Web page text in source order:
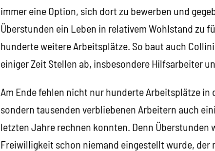
immer eine Option, sich dort zu bewerben und
Überstunden ein Leben in relativem Wohlstand zu
hunderte weitere Arbeitsplätze. So baut auch
einiger Zeit Stellen ab, insbesondere Hilfsarbeiter
Am Ende fehlen nicht nur hunderte Arbeitsplätze
sondern tausenden verbliebenen Arbeitern auch
letzten Jahre rechnen konnten. Denn Überstunden
Freiwilligkeit schon niemand eingestellt wurde,